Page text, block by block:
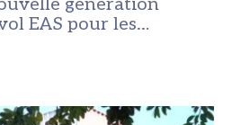
génération
EAS pour les